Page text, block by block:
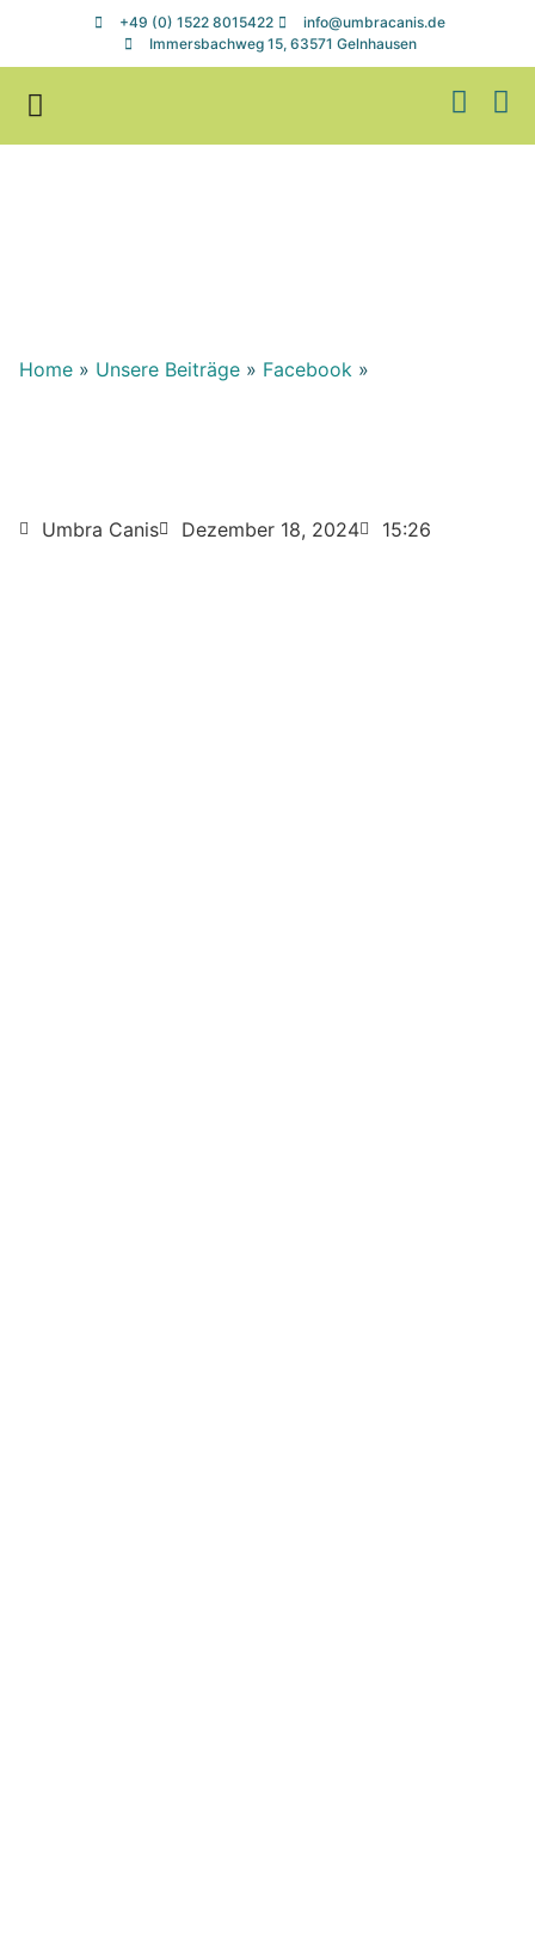
+49 (0) 1522 8015422
info@umbracanis.de
Immersbachweg 15, 63571 Gelnhausen
Home » Unsere Beiträge » Facebook »
Umbra Canis Dezember 18, 2024 15:26